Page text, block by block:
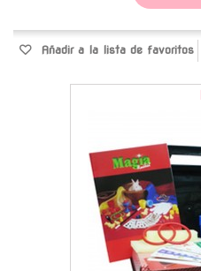
Añadir a la lista de favoritos